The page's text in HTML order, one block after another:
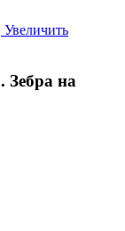
Увеличить
Зебра на